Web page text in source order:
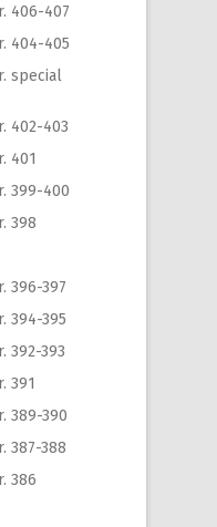
406-407
404-405
special
402-403
401
399-400
398
396-397
394-395
392-393
391
389-390
387-388
386